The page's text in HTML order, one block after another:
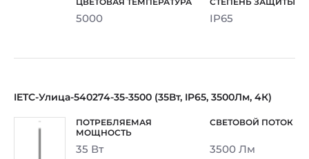
5000 IP65
IETC-Улица-540274-35-3500 (35Вт, IP65, 3500Лм, 4К)
35 Вт 3500 Лм